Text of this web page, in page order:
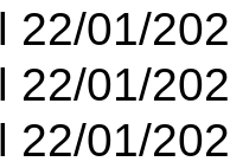
22/01/
22/01/
22/01/